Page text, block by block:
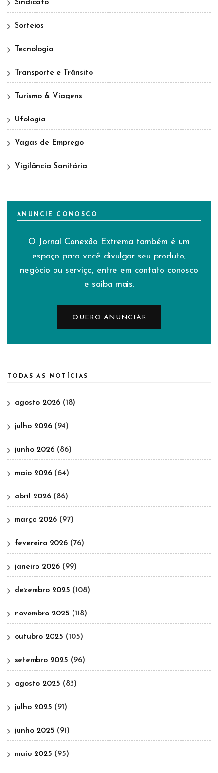
Sindicato
Sorteios
Tecnologia
Transporte e Trânsito
Turismo & Viagens
Ufologia
Vagas de Emprego
Vigilância Sanitária
ANUNCIE CONOSCO
O Jornal Conexão Extrema também é um
espaço para você divulgar seu produto,
negócio ou serviço, entre em contato conosco
e saiba mais.
QUERO ANUNCIAR
TODAS AS NOTÍCIAS
agosto 2026 (18)
julho 2026 (94)
junho 2026 (86)
maio 2026 (64)
abril 2026 (86)
março 2026 (97)
fevereiro 2026 (76)
janeiro 2026 (99)
dezembro 2025 (108)
novembro 2025 (118)
outubro 2025 (105)
setembro 2025 (96)
agosto 2025 (83)
julho 2025 (91)
junho 2025 (91)
maio 2025 (95)